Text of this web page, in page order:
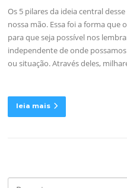
Os 5 pilares da ideia central
nossa mão. Essa foi a forma
para que seja possível nos
independente de onde
ou situação. Através deles,
leia mais